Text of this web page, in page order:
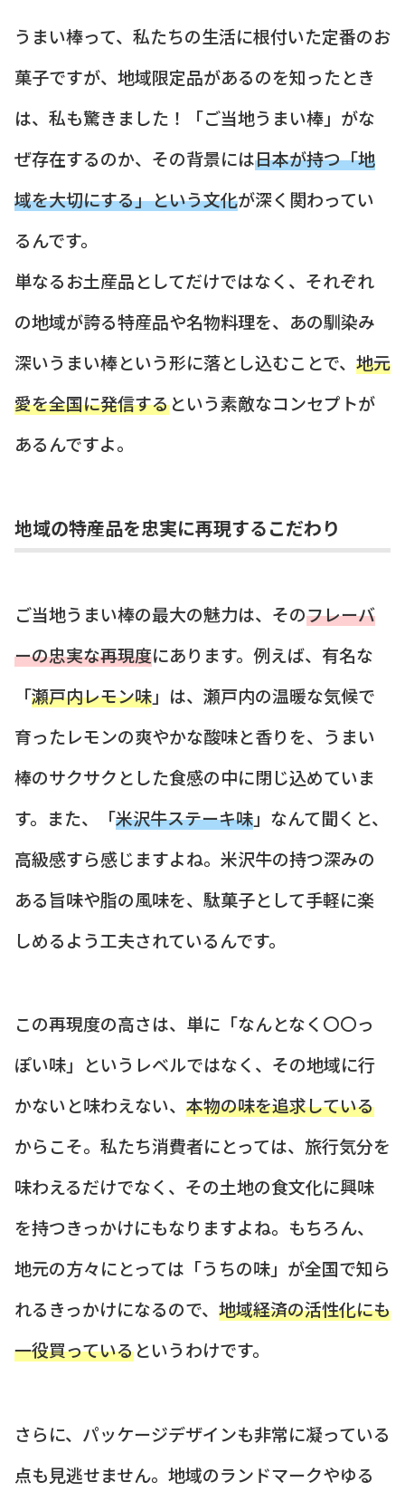
うまい棒って、私たちの生活に根付いた定番のお
菓子ですが、地域限定品があるのを知ったとき
は、私も驚きました！「ご当地うまい棒」がな
ぜ存在するのか、その背景には日本が持つ「地
域を大切にする」という文化が深く関わってい
るんです。
単なるお土産品としてだけではなく、それぞれ
の地域が誇る特産品や名物料理を、あの馴染み
深いうまい棒という形に落とし込むことで、 地元
愛を全国に発信するという素敵なコンセプトが
あるんですよ。
地域の特産品を忠実に再現するこだわり
ご当地うまい棒の最大の魅力は、そのフレーバ
ーの忠実な再現度にあります。例えば、有名な
「瀬戸内レモン味」は、瀬戸内の温暖な気候で
育ったレモンの爽やかな酸味と香りを、うまい
棒のサクサクとした食感の中に閉じ込めていま
す。また、「米沢牛ステーキ味」なんて聞くと、
高級感すら感じますよね。米沢牛の持つ深みの
ある旨味や脂の風味を、駄菓子として手軽に楽
しめるよう工夫されているんです。
この再現度の高さは、単に「なんとなく〇〇っ
ぽい味」というレベルではなく、その地域に行
かないと味わえない、 本物の味を追求している
からこそ。私たち消費者にとっては、旅行気分を
味わえるだけでなく、その土地の食文化に興味
を持つきっかけにもなりますよね。もちろん、
地元の方々にとっては「うちの味」が全国で知ら
れるきっかけになるので、 地域経済の活性化にも
一役買っているというわけです。
さらに、パッケージデザインも非常に凝っている
点も見逃せません。地域のランドマークやゆる